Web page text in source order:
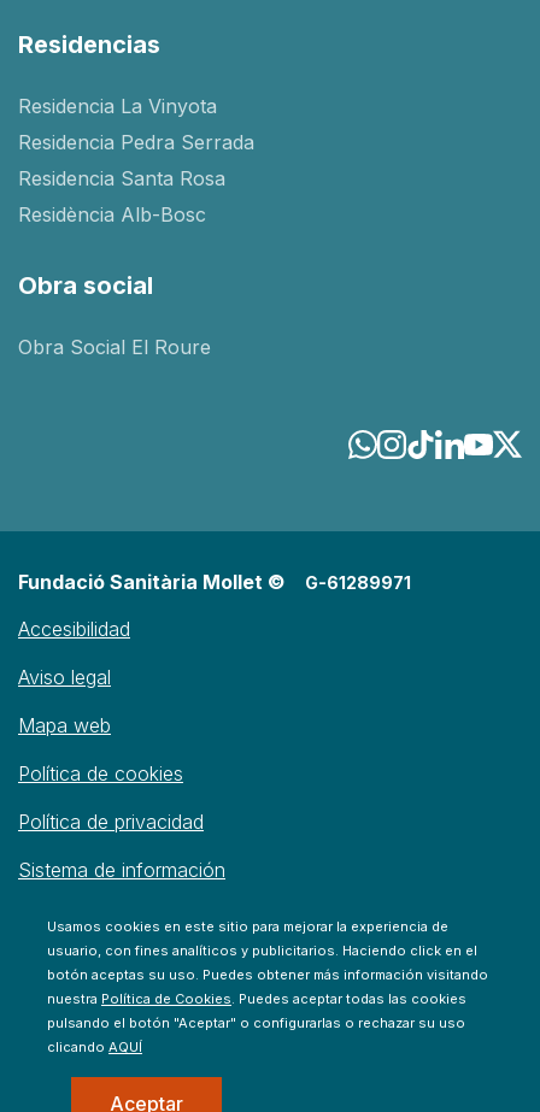
Residencias
Residencia La Vinyota
Residencia Pedra Serrada
Residencia Santa Rosa
Residència Alb-Bosc
Obra social
Obra Social El Roure
Fundació Sanitària Mollet © G-61289971
Accesibilidad
Aviso legal
Mapa web
Política de cookies
Política de privacidad
Sistema de información
Usamos cookies en este sitio para mejorar la experiencia de
usuario, con fines analíticos y publicitarios. Haciendo click en el
botón aceptas su uso. Puedes obtener más información visitando
nuestra Política de Cookies. Puedes aceptar todas las cookies
pulsando el botón "Aceptar" o configurarlas o rechazar su uso
clicando AQUÍ
Aceptar